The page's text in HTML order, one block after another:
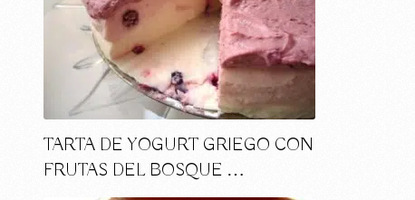
TARTA DE YOGURT GRIEGO CON
FRUTAS DEL BOSQUE …